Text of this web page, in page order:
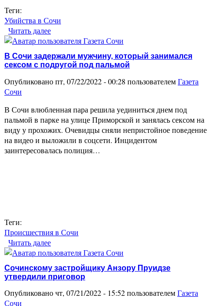
Теги:
Убийства в Сочи
Читать далее
убийствах, совершенных в начале 2000х годов
В Сочи задержали мужчину, который занимался
сексом с подругой под пальмой
Опубликовано пт, 07/22/2022 - 00:28 пользователемГазета
Сочи
В Сочи влюбленная пара решила уединиться днем под
пальмой в парке на улице Приморской и занялась сексом на
виду у прохожих. Очевидцы сняли непристойное поведение
на видео и выложили в соцсети. Инцидентом
заинтересовалась полиция…
Теги:
Происшествия в Сочи
Читать далее
занимался сексом с подругой под пальмой
Сочинскому застройщику Анзору Пруидзе
утвердили приговор
Опубликовано чт, 07/21/2022 - 15:52 пользователемГазета
Сочи